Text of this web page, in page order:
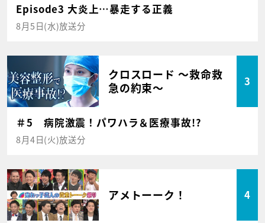
Episode3 大炎上…暴走する正義
8月5日(水)放送分
クロスロード ～救命救
急の約束～
3
＃5 病院激震！パワハラ＆医療事故!?
8月4日(火)放送分
アメトーーク！ 4